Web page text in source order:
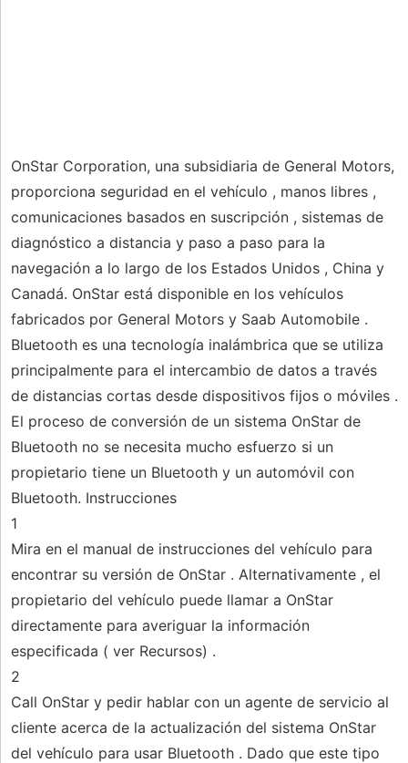
OnStar Corporation, una subsidiaria de General Motors,
proporciona seguridad en el vehículo , manos libres ,
comunicaciones basados ​​en suscripción , sistemas de
diagnóstico a distancia y paso a paso para la
navegación a lo largo de los Estados Unidos , China y
Canadá. OnStar está disponible en los vehículos
fabricados por General Motors y Saab Automobile .
Bluetooth es una tecnología inalámbrica que se utiliza
principalmente para el intercambio de datos a través
de distancias cortas desde dispositivos fijos o móviles .
El proceso de conversión de un sistema OnStar de
Bluetooth no se necesita mucho esfuerzo si un
propietario tiene un Bluetooth y un automóvil con
Bluetooth. Instrucciones
1
Mira en el manual de instrucciones del vehículo para
encontrar su versión de OnStar . Alternativamente , el
propietario del vehículo puede llamar a OnStar
directamente para averiguar la información
especificada ( ver Recursos) .
2
Call OnStar y pedir hablar con un agente de servicio al
cliente acerca de la actualización del sistema OnStar
del vehículo para usar Bluetooth . Dado que este tipo